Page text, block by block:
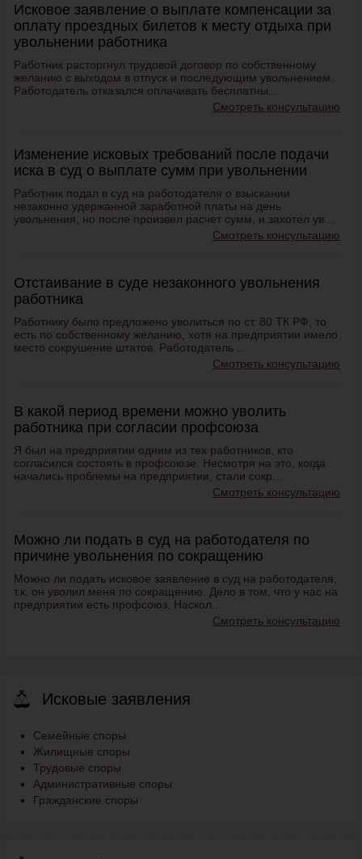
Исковое заявление о выплате компенсации за
оплату проездных билетов к месту отдыха при
увольнении работника
Работник расторгнул трудовой договор по собственному
желанию с выходом в отпуск и последующим увольнением.
Работодатель отказался оплачивать бесплатны...
Смотреть консультацию
Изменение исковых требований после подачи
иска в суд о выплате сумм при увольнении
Работник подал в суд на работодателя о взыскании
незаконно удержанной заработной платы на день
увольнения, но после произвел расчет сумм, и захотел ув...
Смотреть консультацию
Отстаивание в суде незаконного увольнения
работника
Работнику было предложено уволиться по ст. 80 ТК РФ, то
есть по собственному желанию, хотя на предприятии имело
место сокрушение штатов. Работодатель ...
Смотреть консультацию
В какой период времени можно уволить
работника при согласии профсоюза
Я был на предприятии одним из тех работников, кто
согласился состоять в профсоюзе. Несмотря на это, когда
начались проблемы на предприятии, стали сокр...
Смотреть консультацию
Можно ли подать в суд на работодателя по
причине увольнения по сокращению
Можно ли подать исковое заявление в суд на работодателя,
т.к. он уволил меня по сокращению. Дело в том, что у нас на
предприятии есть профсоюз. Наскол...
Смотреть консультацию
Исковые заявления
Семейные споры
Жилищные споры
Трудовые споры
Административные споры
Гражданские споры